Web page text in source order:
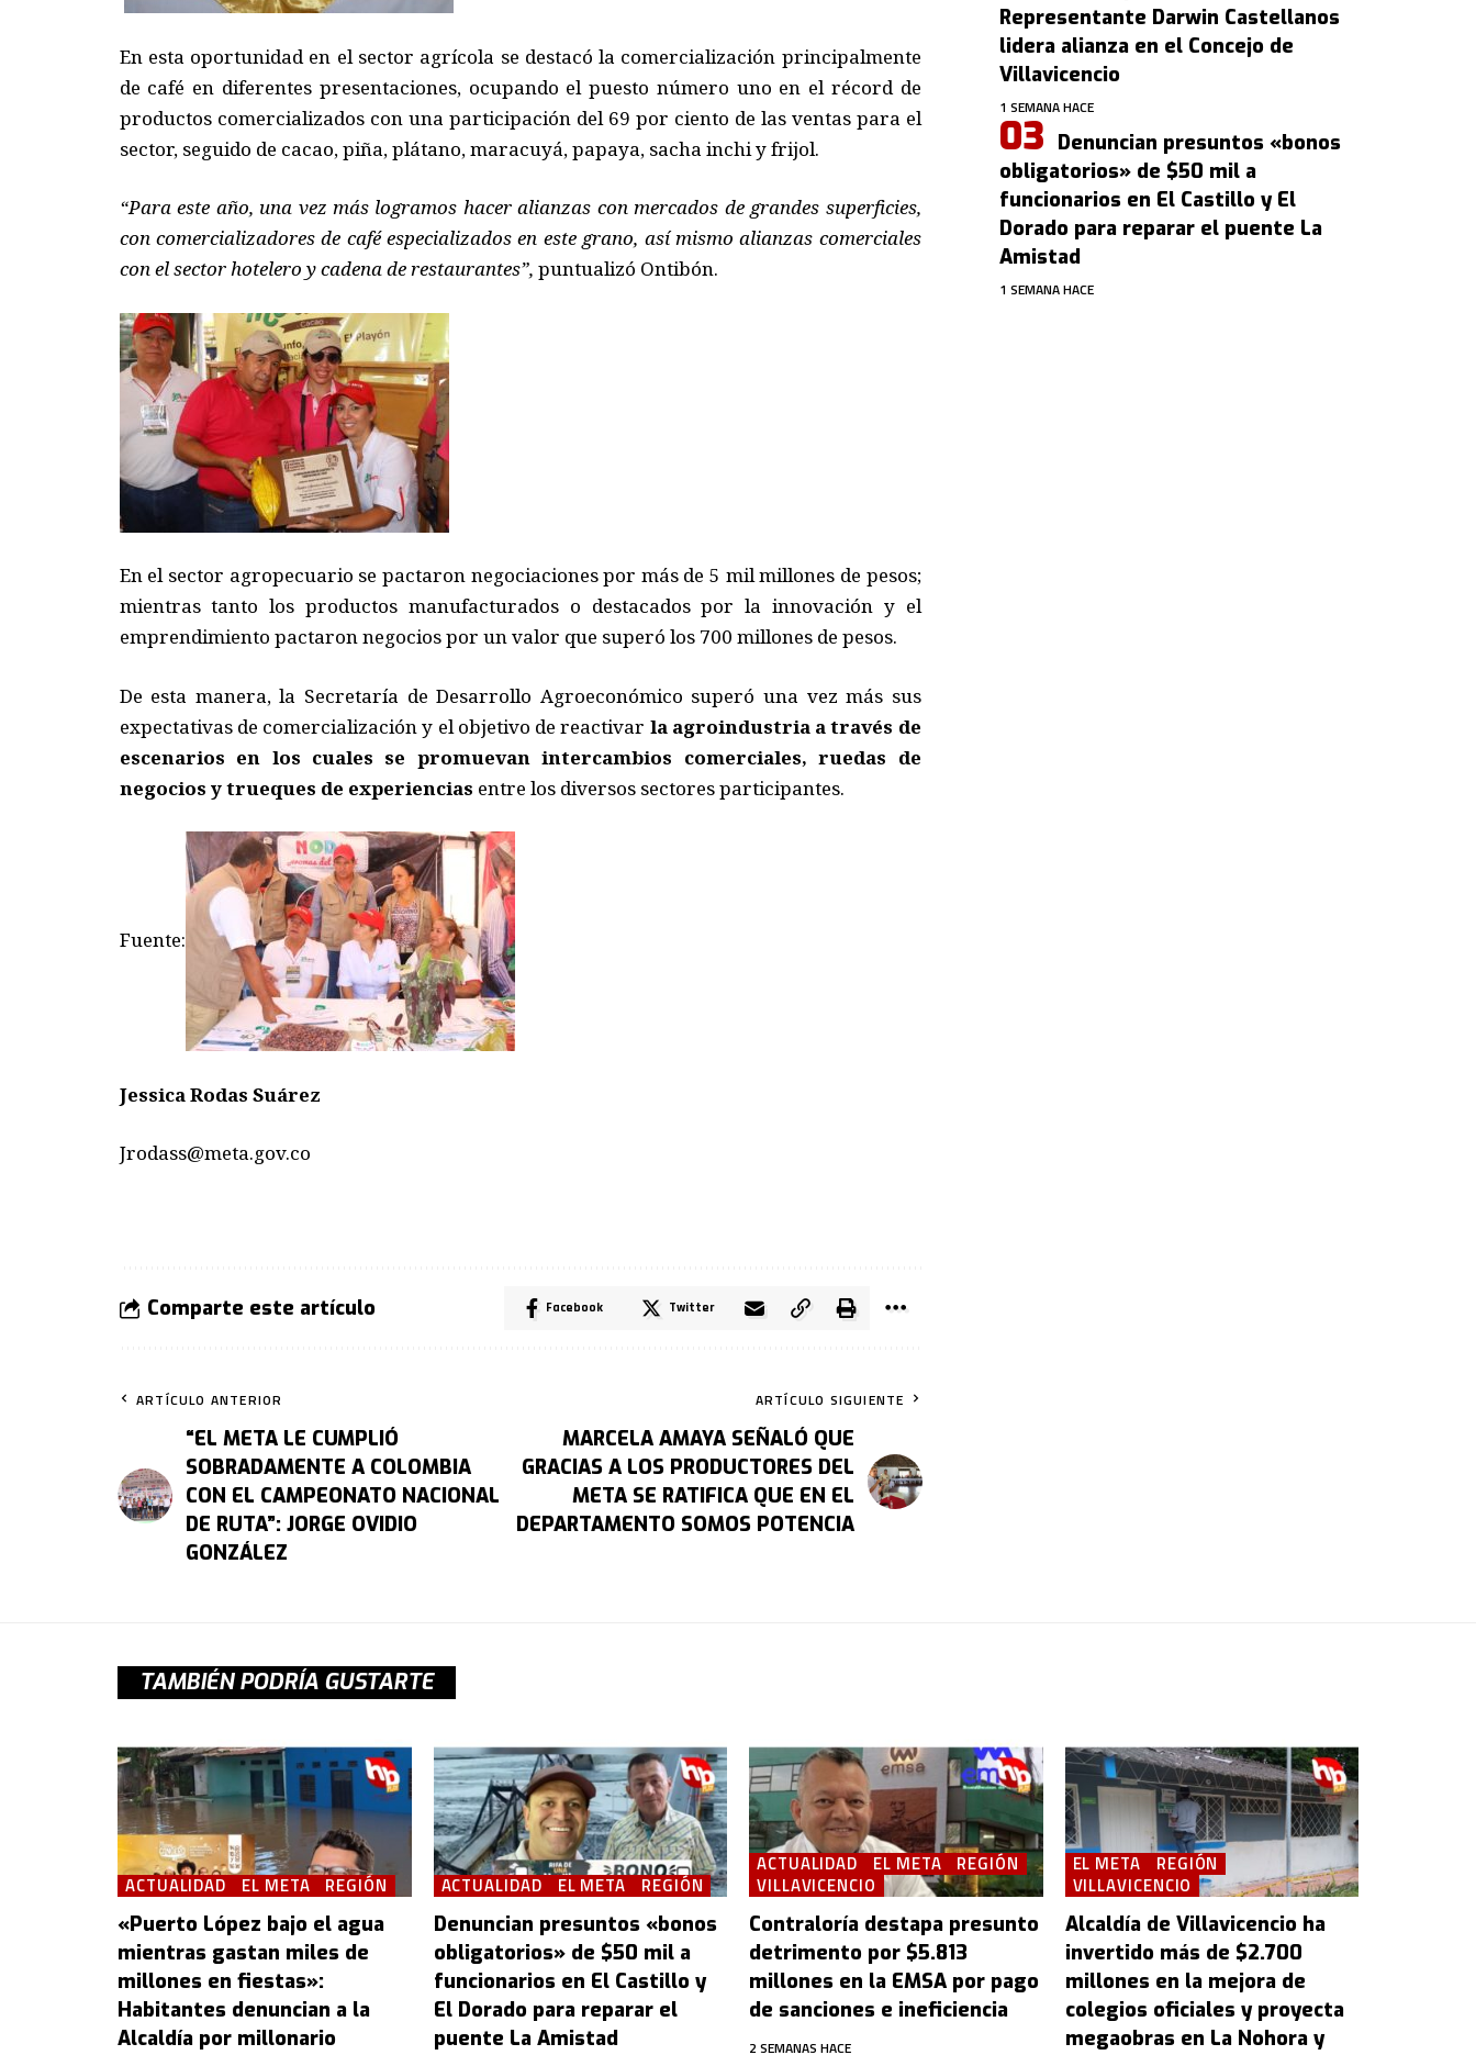
En esta oportunidad en el sector agrícola se destacó la comercialización principalmente
de café en diferentes presentaciones, ocupando el puesto número uno en el récord de
productos comercializados con una participación del 69 por ciento de las ventas para el
sector, seguido de cacao, piña, plátano, maracuyá, papaya, sacha inchi y frijol.
“Para este año, una vez más logramos hacer alianzas con mercados de grandes superficies,
con comercializadores de café especializados en este grano, así mismo alianzas comerciales
con el sector hotelero y cadena de restaurantes”, puntualizó Ontibón.
En el sector agropecuario se pactaron negociaciones por más de 5 mil millones de pesos;
mientras tanto los productos manufacturados o destacados por la innovación y el
emprendimiento pactaron negocios por un valor que superó los 700 millones de pesos.
De esta manera, la Secretaría de Desarrollo Agroeconómico superó una vez más sus
expectativas de comercialización y el objetivo de reactivar la agroindustria a través de
escenarios en los cuales se promuevan intercambios comerciales, ruedas de
negocios y trueques de experiencias entre los diversos sectores participantes.
Fuente:
Jessica Rodas Suárez
Jrodass@meta.gov.co
Comparte este artículo Facebook Twitter
ARTÍCULO ANTERIOR
“EL META LE CUMPLIÓ
SOBRADAMENTE A COLOMBIA
CON EL CAMPEONATO NACIONAL
DE RUTA”: JORGE OVIDIO
GONZÁLEZ
ARTÍCULO SIGUIENTE
MARCELA AMAYA SEÑALÓ QUE
GRACIAS A LOS PRODUCTORES DEL
META SE RATIFICA QUE EN EL
DEPARTAMENTO SOMOS POTENCIA
Representante Darwin Castellanos
lidera alianza en el Concejo de
Villavicencio
1 SEMANA HACE
Denuncian presuntos «bonos
obligatorios» de $50 mil a
funcionarios en El Castillo y El
Dorado para reparar el puente La
Amistad
1 SEMANA HACE
TAMBIÉN PODRÍA GUSTARTE
ACTUALIDAD EL META REGIÓN
«Puerto López bajo el agua
mientras gastan miles de
millones en fiestas»:
Habitantes denuncian a la
Alcaldía por millonario
ACTUALIDAD EL META REGIÓN
Denuncian presuntos «bonos
obligatorios» de $50 mil a
funcionarios en El Castillo y
El Dorado para reparar el
puente La Amistad
ACTUALIDAD EL META
REGIÓN
VILLAVICENCIO
Contraloría destapa presunto
detrimento por $5.813
millones en la EMSA por pago
de sanciones e ineficiencia
2 SEMANAS HACE
EL META
REGIÓN
VILLAVICENCIO
Alcaldía de Villavicencio ha
invertido más de $2.700
millones en la mejora de
colegios oficiales y proyecta
megaobras en La Nohora y